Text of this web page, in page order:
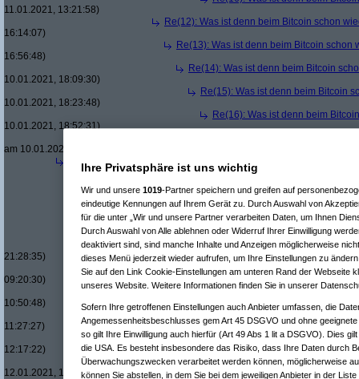
11.01.2021, 13:21:58)
Re(12): Was ist denn beim Bitcoin schon
16:14:07)
Re(13): Was ist denn beim Bitcoin schon
16:56:48)
Re(14): Was ist denn beim Bitcoin
10.01.2021, 18:09:30)
Re(15): Was ist denn beim Bitcoin
10.01.2021, 18:23:48)
Re(16): Was ist denn beim
10.01.2021, 18:52:31)
am 10.01.2021, 19:08:54)
Re(4): Was ist denn beim Bitcoin schon wieder los?
Re(5): Was ist denn beim Bitcoin schon wieder los?
Re(6): Was ist denn beim Bitcoin schon wieder los?
Re(7): Was ist denn beim Bitcoin schon wieder los?
Re(8): Was ist denn beim Bitcoin schon wieder los?(
Re(8): Was ist denn beim Bitcoin schon wieder los?(
Re(9): Was ist denn beim Bitcoin schon wieder los?(
Re(10): Was ist denn beim Bitcoin schon wieder
21:28:35)
Re(10): Was ist denn beim Bitcoin schon wieder
09:20:30)
Re(11): Was ist denn beim Bitcoin schon
10:50:48)
Re(12): Was ist denn beim Bitcoin schon
11:27:27)
Re(13): Was ist denn beim Bitcoin schon
12:17:22)
Re(14): Was ist denn beim Bitcoin
12.01.2021, 12:23:39)
Ihre Privatsphäre ist uns wichtig
Wir und unsere 1019-Partner speichern und greifen auf
eindeutige Kennungen auf Ihrem Gerät zu. Durch Auswahl von
für die unter „Wir und unsere Partner verarbeiten Daten, um Ihnen
Durch Auswahl von Alle ablehnen oder Widerruf Ihrer Einwilligung
deaktiviert sind, sind manche Inhalte und Anzeigen möglicherweise
dieses Menü jederzeit wieder aufrufen, um Ihre Einstellungen zu
Sie auf den Link Cookie-Einstellungen am unteren Rand der Webseite
unseres Website. Weitere Informationen finden Sie in unserer
Sofern Ihre getroffenen Einstellungen auch Anbieter umfassen, die
Angemessenheitsbeschlusses gem Art 45 DSGVO und ohne
so gilt Ihre Einwilligung auch hierfür (Art 49 Abs 1 lit a DSGVO). Dies
die USA. Es besteht insbesondere das Risiko, dass Ihre Daten durch
Überwachungszwecken verarbeitet werden können, möglicherweise
können Sie abstellen, in dem Sie bei dem jeweiligen Anbieter in der